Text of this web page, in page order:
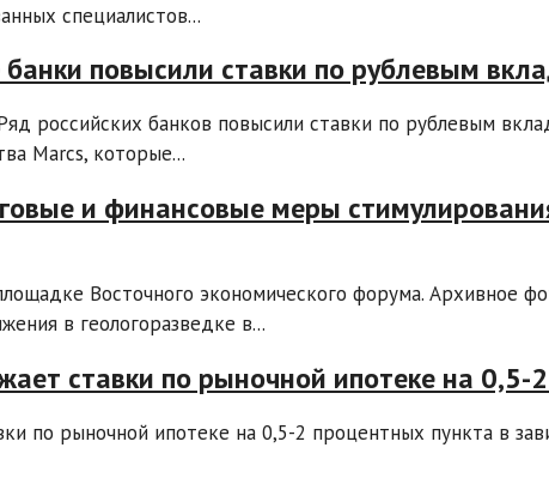
специалистов...
повысили ставки по рублевым
российских банков повысили ставки по рублевым
Marcs, которые...
и финансовые меры
Восточного экономического форума. Архивное
в геологоразведке в...
ставки по рыночной ипотеке на 0,5-
по рыночной ипотеке на 0,5-2 процентных пункта в